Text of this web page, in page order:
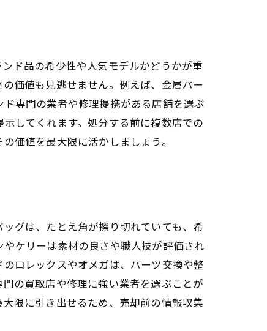
ド品の希少性や人気モデルかどうかが重
価値も見逃せません。例えば、金属パー
専門の業者や修理提携がある店舗を選ぶ
してくれます。処分する前に複数店での
価値を最大限に活かしましょう。
グは、たとえ角が擦り切れていても、希
ケリーは素材の良さや職人技が評価され
ロレックスやオメガは、パーツ交換や整
の買取店や修理に強い業者を選ぶことが
限に引き出せるため、売却前の情報収集